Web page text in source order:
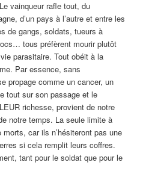
vainqueur rafle tout, du
d’un pays à l’autre et entre les
de gangs, soldats, tueurs à
tous préfèrent mourir plutôt
parasitaire. Tout obéit à la
Par essence, sans
propage comme un cancer, un
tout sur son passage et le
richesse, provient de notre
notre temps. La seule limite à
car ils n’hésiteront pas une
si cela remplit leurs coffres.
tant pour le soldat que pour le